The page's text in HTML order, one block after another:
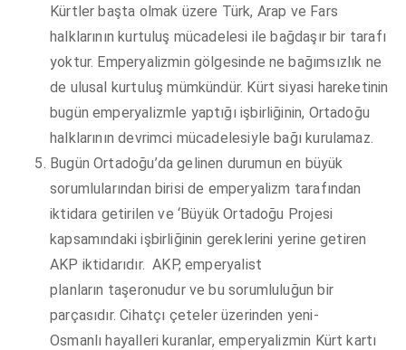
Kürtler başta olmak üzere Türk, Arap ve Fars
halklarının kurtuluş mücadelesi ile bağdaşır bir tarafı
yoktur. Emperyalizmin gölgesinde ne bağımsızlık ne
de ulusal kurtuluş mümkündür. Kürt siyasi hareketinin
bugün emperyalizmle yaptığı işbirliğinin, Ortadoğu
halklarının devrimci mücadelesiyle bağı kurulamaz.
Bugün Ortadoğu’da gelinen durumun en büyük
sorumlularından birisi de emperyalizm tarafından
iktidara getirilen ve ‘Büyük Ortadoğu Projesi
kapsamındaki işbirliğinin gereklerini yerine getiren
AKP iktidarıdır. AKP, emperyalist
planların taşeronudur ve bu sorumluluğun bir
parçasıdır. Cihatçı çeteler üzerinden yeni-
Osmanlı hayalleri kuranlar, emperyalizmin Kürt kartı